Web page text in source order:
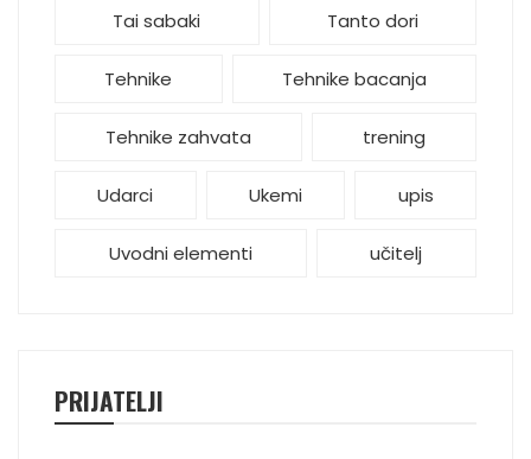
Tai sabaki Tanto dori
Tehnike Tehnike bacanja
Tehnike zahvata trening
Udarci Ukemi upis
Uvodni elementi učitelj
PRIJATELJI